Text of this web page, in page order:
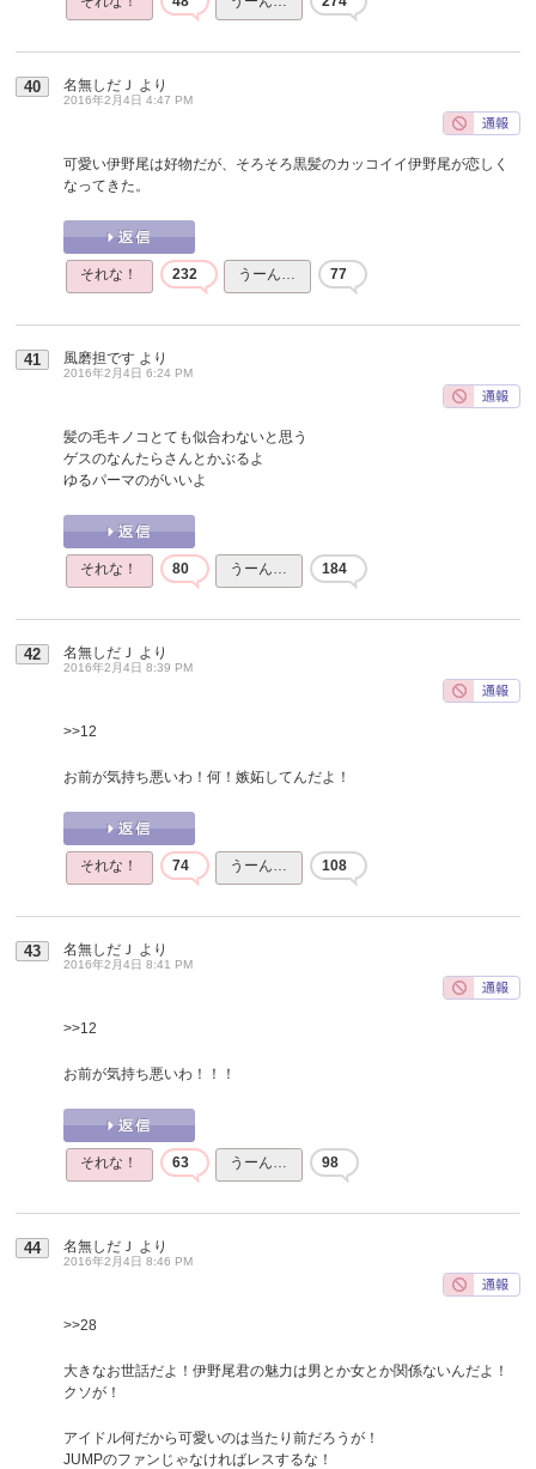
40 名無しだＪ より
2016年2月4日 4:47 PM
可愛い伊野尾は好物だが、そろそろ黒髪のカッコイイ伊野尾が恋しく
なってきた。
それな！ 232 うーん… 77
41 風磨担です より
2016年2月4日 6:24 PM
髪の毛キノコとても似合わないと思う
ゲスのなんたらさんとかぶるよ
ゆるパーマのがいいよ
それな！ 80 うーん… 184
42 名無しだＪ より
2016年2月4日 8:39 PM
>>12
お前が気持ち悪いわ！何！嫉妬してんだよ！
それな！ 74 うーん… 108
43 名無しだＪ より
2016年2月4日 8:41 PM
>>12
お前が気持ち悪いわ！！！
それな！ 63 うーん… 98
44 名無しだＪ より
2016年2月4日 8:46 PM
>>28
大きなお世話だよ！伊野尾君の魅力は男とか女とか関係ないんだよ！
クソが！
アイドル何だから可愛いのは当たり前だろうが！
JUMPのファンじゃなければレスするな！